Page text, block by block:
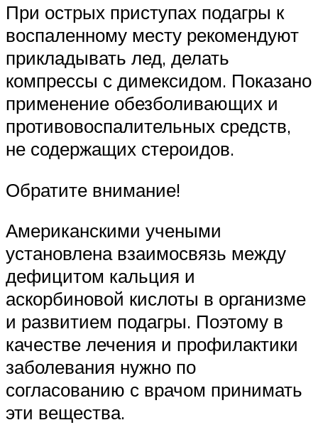
При острых приступах подагры к
воспаленному месту рекомендуют
прикладывать лед, делать
компрессы с димексидом. Показано
применение обезболивающих и
противовоспалительных средств,
не содержащих стероидов.
Обратите внимание!
Американскими учеными
установлена взаимосвязь между
дефицитом кальция и
аскорбиновой кислоты в организме
и развитием подагры. Поэтому в
качестве лечения и профилактики
заболевания нужно по
согласованию с врачом принимать
эти вещества.